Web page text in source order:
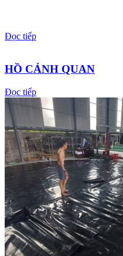
Đọc tiếp
HỒ CẢNH QUAN
Đọc tiếp